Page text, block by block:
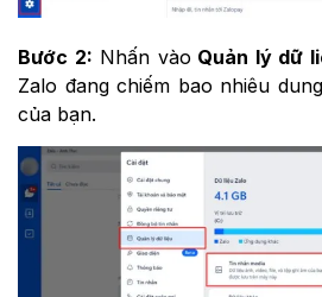
Bước 2: Nhấn vào Quản lý dữ
Zalo đang chiếm bao nhiêu
của bạn.